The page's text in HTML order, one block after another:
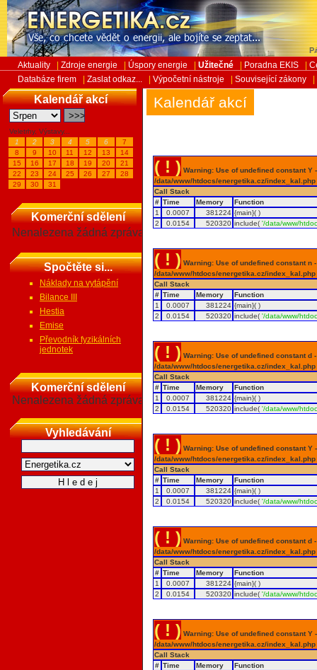
Aktuality Zdroje energie Úspory energie Užitečné Poradna EKIS
Databáze firem
Zaslat odkaz... Výpočetní nástroje Související zákony
Kalendář akcí
Veletrhy, Výstavy...
1
2 3 4 5 6
7
8
9 10 11 12 13
14
15
16 17 18 19 20
21
22
23 24 25 26 27
28
29
30 31
Komerční sdělení
Nenalezena žádná zpráva
Spočtěte si...
Náklady na vytápění
Bilance III
Hestia
Emise
Převodník fyzikálních
jednotek
Komerční sdělení
Nenalezena žádná zpráva
Vyhledávání
Kalendář akcí
( ! ) Warning: Use of undefined constant
/data/www/htdocs/energetika.cz/
Call Stack
# Time Memory
Function
1
0.0007 381224 {main}( )
2
0.0154 520320 include('/data/www/
( ! ) Warning: Use of undefined constant
/data/www/htdocs/energetika.cz/
Call Stack
# Time Memory
Function
1
0.0007 381224 {main}( )
2
0.0154 520320 include('/data/www/
( ! ) Warning: Use of undefined constant
/data/www/htdocs/energetika.cz/
Call Stack
# Time Memory
Function
1
0.0007 381224 {main}( )
2
0.0154 520320 include('/data/www/
( ! ) Warning: Use of undefined constant
/data/www/htdocs/energetika.cz/
Call Stack
# Time Memory
Function
1
0.0007 381224 {main}( )
2
0.0154 520320 include('/data/www/
( ! ) Warning: Use of undefined constant
/data/www/htdocs/energetika.cz/
Call Stack
# Time Memory
Function
1
0.0007 381224 {main}( )
2
0.0154 520320 include('/data/www/
( ! ) Warning: Use of undefined constant
/data/www/htdocs/energetika.cz/
Call Stack
# Time Memory
Function